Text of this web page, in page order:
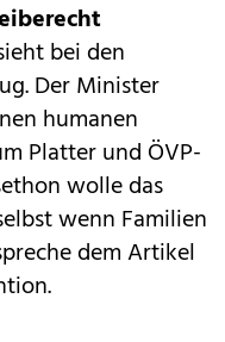
bei den
Der Minister
humanen
Platter und ÖVP-
wolle das
wenn Familien
dem Artikel